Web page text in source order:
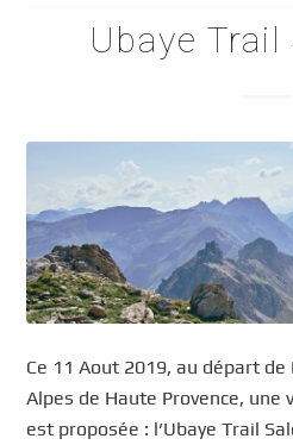
Ubaye
Ce 11 Aout 2019, au départ
Alpes de Haute Provence, une
est proposée : l’Ubaye Trail